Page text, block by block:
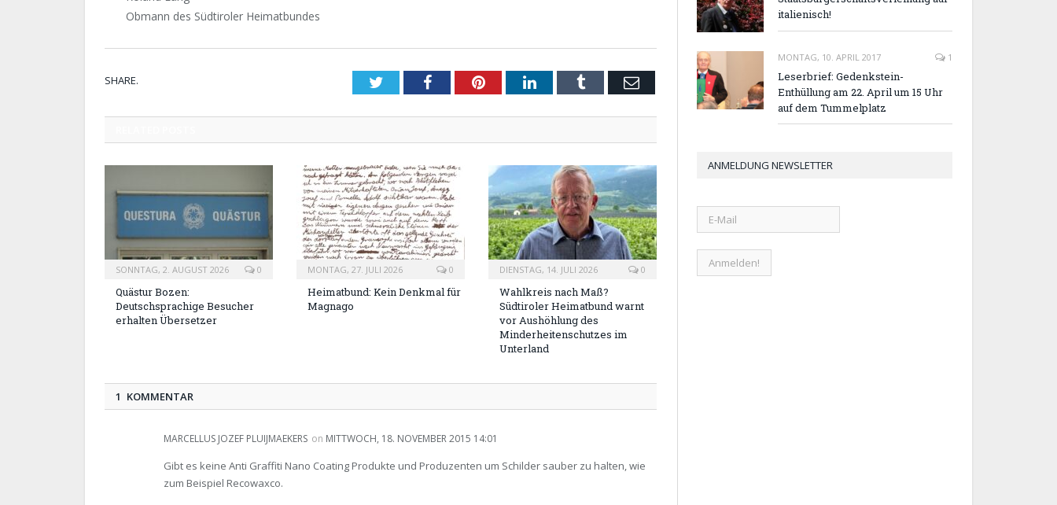
Obmann des Südtiroler Heimatbundes
SHARE. TwitterFacebookPinterestLinkedInTumblr Email
SONNTAG, 2. AUGUST 2026 0
Quästur Bozen:
Deutschsprachige Besucher
erhalten Übersetzer
MONTAG, 27. JULI 2026 0
Heimatbund: Kein Denkmal für
Magnago
DIENSTAG, 14. JULI 2026 0
Wahlkreis nach Maß?
Südtiroler Heimatbund warnt
vor Aushöhlung des
Minderheitenschutzes im
Unterland
1 KOMMENTAR
MARCELLUS JOZEF PLUIJMAEKERS on MITTWOCH, 18. NOVEMBER 2015 14:01
Gibt es keine Anti Graffiti Nano Coating Produkte und Produzenten um Schilder sauber zu halten, wie
zum Beispiel Recowaxco.
italienisch!
MONTAG, 10. APRIL 2017 1
Leserbrief: Gedenkstein-
Enthüllung am 22. April um 15 Uhr
auf dem Tummelplatz
ANMELDUNG NEWSLETTER